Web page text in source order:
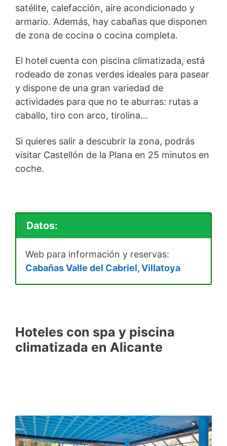
satélite, calefacción, aire acondicionado y
armario. Además, hay cabañas que disponen
de zona de cocina o cocina completa.
El hotel cuenta con piscina climatizada, está
rodeado de zonas verdes ideales para pasear
y dispone de una gran variedad de
actividades para que no te aburras: rutas a
caballo, tiro con arco, tirolina…
Si quieres salir a descubrir la zona, podrás
visitar Castellón de la Plana en 25 minutos en
coche.
Datos:
Web para información y reservas:
Cabañas Valle del Cabriel, Villatoya
Hoteles con spa y piscina
climatizada en Alicante